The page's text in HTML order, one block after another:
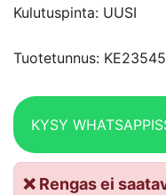
Kulutuspinta: UUSI
Tuotetunnus:
KYSY
❌ Rengas ei